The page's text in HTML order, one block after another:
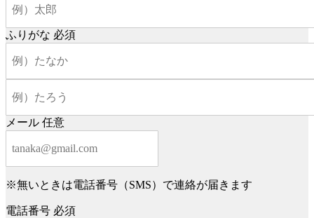
ふりがな 必須
メール 任意
※無いときは電話番号（SMS）で連絡が届きます
電話番号 必須